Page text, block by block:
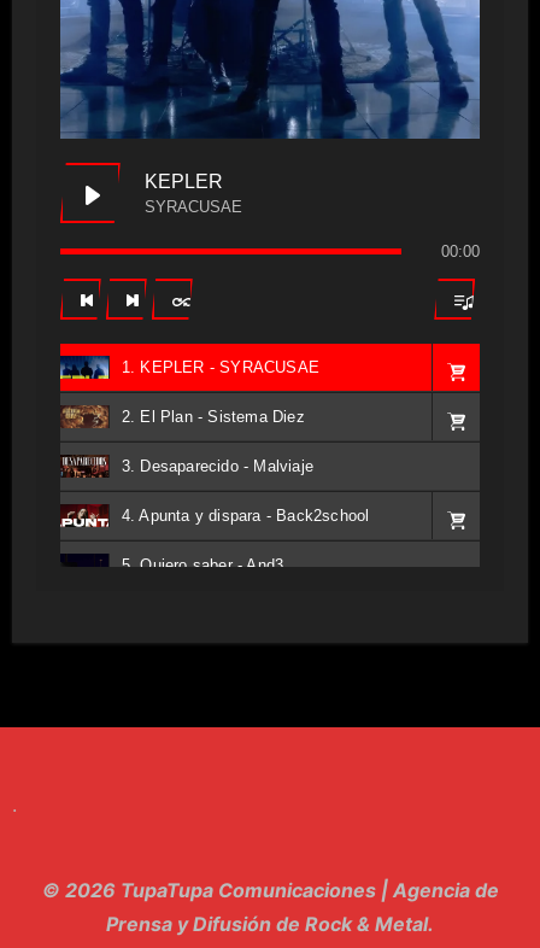
KEPLER
SYRACUSAE
00:00
1. KEPLER - SYRACUSAE
2. El Plan - Sistema Diez
3. Desaparecido - Malviaje
4. Apunta y dispara - Back2school
5. Quiero saber - And3
12. dolor - Piel
.
© 2026 TupaTupa Comunicaciones | Agencia de
Prensa y Difusión de Rock & Metal.